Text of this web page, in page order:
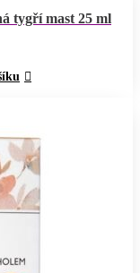
tygří mast 25 ml